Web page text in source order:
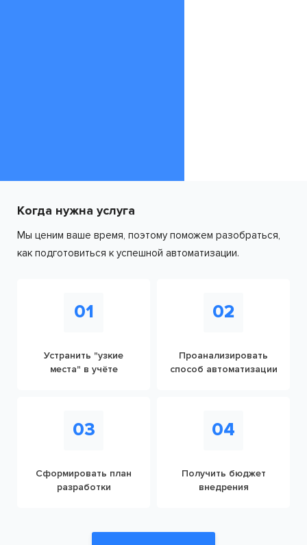
Когда нужна услуга
Мы ценим ваше время, поэтому поможем разобраться,
как подготовиться к успешной автоматизации.
01
Устранить "узкие
места" в учёте
02
Проанализировать
способ автоматизации
03
Сформировать план
разработки
04
Получить бюджет
внедрения